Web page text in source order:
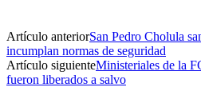
Artículo anteriorSan Pedro Cholula
incumplan normas de seguridad
Artículo siguienteMinisteriales de la
fueron liberados a salvo